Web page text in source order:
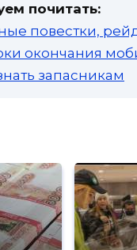
почитать:
повестки,
окончания
запасникам